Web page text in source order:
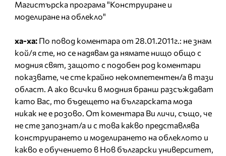
Магистърска програма "Конструиране и
моделиране на облекло"
ха-ха: По повод коментара от 28.01.2011г.: не знам
кой/я сте, но се надявам да нямате нищо общо с
модния свят, защото с подобен род коментари
показвате, че сте крайно некомпетентен/а в тази
област. А ако всички в модния бранш разсъждават
като Вас, то бъдещето на българската мода
никак не е розово. От коментара Ви личи, също, че
не сте запознат/а и с това какво представлява
конструирането и моделирането на облеклото и
какво е обучението в Нов български университет,